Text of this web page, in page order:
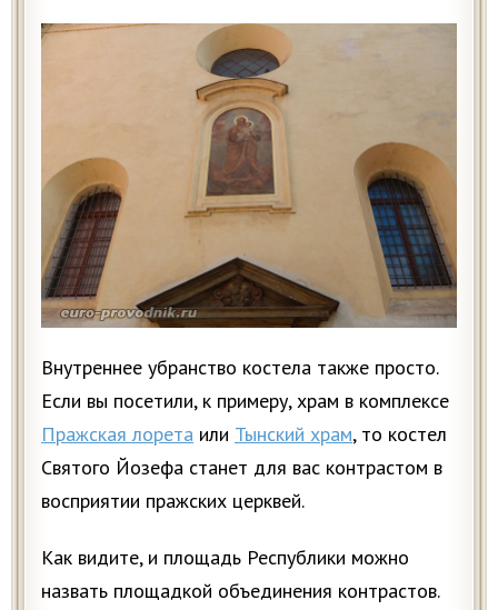
Внутреннее убранство костела также просто.
Если вы посетили, к примеру, храм в комплексе
Пражская лорета или Тынский храм, то костел
Святого Йозефа станет для вас контрастом в
восприятии пражских церквей.
Как видите, и площадь Республики можно
назвать площадкой объединения контрастов.